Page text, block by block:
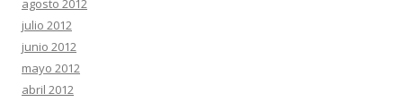
agosto 2012
julio 2012
junio 2012
mayo 2012
abril 2012